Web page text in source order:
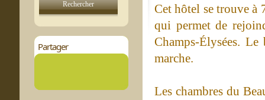
Partager
Cet hôtel se trouve à
qui permet de
Champs-Élysées.
marche.
Les chambres du